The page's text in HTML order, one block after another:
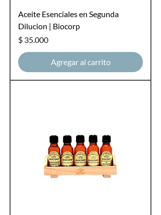
Aceite Esenciales en Segunda
Dilucion | Biocorp
Precio
$ 35.000
Agregar al carrito